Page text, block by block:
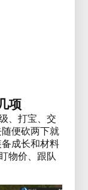
项
、打宝、交
便砍两下就
成长和材料
物价、跟队